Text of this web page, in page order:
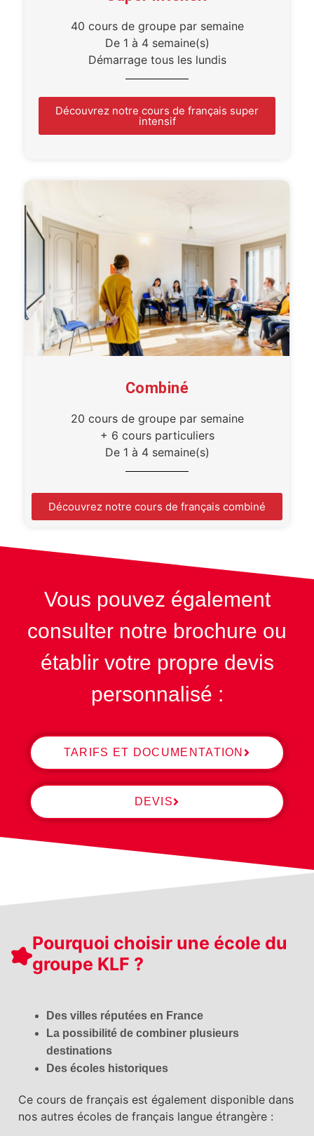
40 cours de groupe par semaine
De 1 à 4 semaine(s)
Démarrage tous les lundis
Découvrez notre cours de français super
intensif
Combiné
20 cours de groupe par semaine
+ 6 cours particuliers
De 1 à 4 semaine(s)
Découvrez notre cours de français combiné
Vous pouvez également
consulter notre brochure ou
établir votre propre devis
personnalisé :
TARIFS ET DOCUMENTATION
DEVIS
Pourquoi choisir une école du
groupe KLF ?
Des villes réputées en France
La possibilité de combiner plusieurs
destinations
Des écoles historiques
Ce cours de français est également disponible dans
nos autres écoles de français langue étrangère :